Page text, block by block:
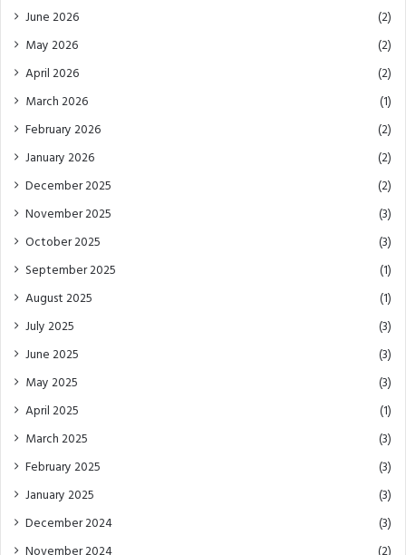
June 2026
(2)
May 2026
(2)
April 2026
(2)
March 2026
(1)
February 2026
(2)
January 2026
(2)
December 2025
(2)
November 2025
(3)
October 2025
(3)
September 2025
(1)
August 2025
(1)
July 2025
(3)
June 2025
(3)
May 2025
(3)
April 2025
(1)
March 2025
(3)
February 2025
(3)
January 2025
(3)
December 2024
(3)